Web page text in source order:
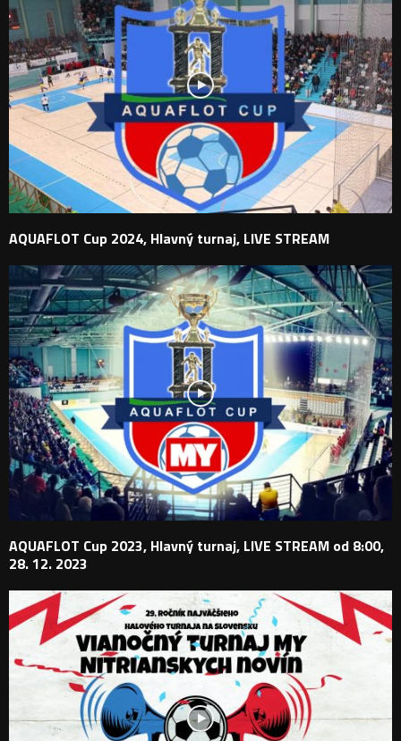
AQUAFLOT Cup 2024, Hlavný turnaj, LIVE STREAM
AQUAFLOT Cup 2023, Hlavný turnaj, LIVE STREAM od 8:00,
28. 12. 2023